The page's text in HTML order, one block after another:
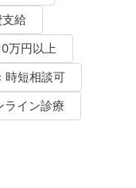
給
万円以上
時短相談可
ライン診療